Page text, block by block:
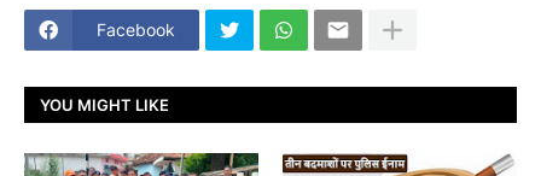
Facebook
YOU MIGHT LIKE